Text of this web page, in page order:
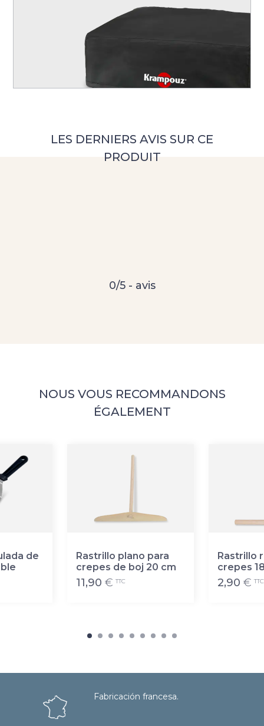
0/5 - avis
NOUS VOUS RECOMMANDONS
ÉGALEMENT
de
Rastrillo plano para
crepes de boj 20 cm
11,90 € TTC
Rastrillo
crepes
2,90 € TTC
Fabricación francesa.